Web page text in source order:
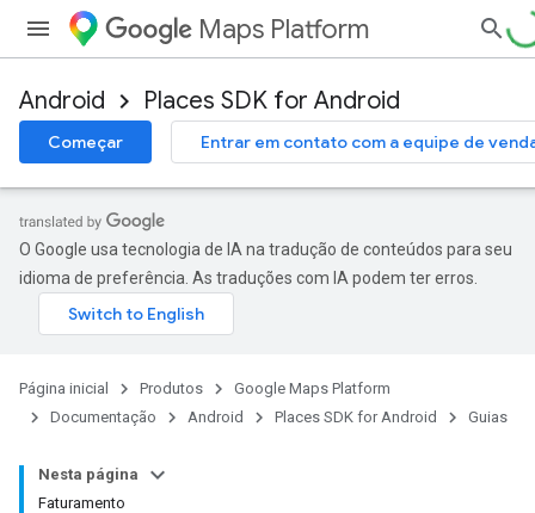
Maps Platform
Android Places SDK for Android
Começar Entrar em contato com a equipe de
O Google usa tecnologia de IA na tradução de conteúdos para seu
idioma de preferência. As traduções com IA podem ter erros.
Página inicial Produtos
Google Maps Platform
Documentação
Android Places SDK for Android Guias
Nesta página
Faturamento